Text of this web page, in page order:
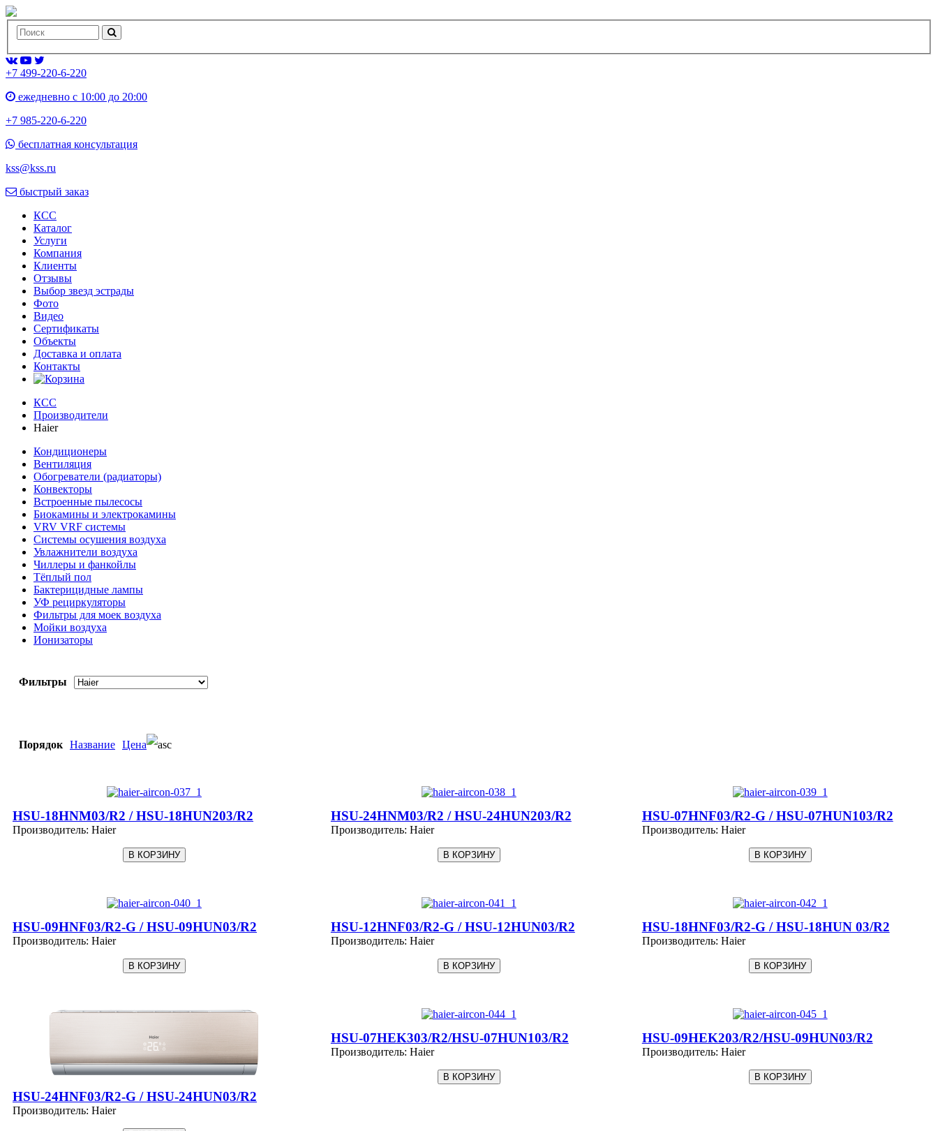
+7 499-220-6-220
ежедневно с 10:00 до 20:00
+7 985-220-6-220
бесплатная консультация
kss@kss.ru
быстрый заказ
КСС
Каталог
Услуги
Компания
Клиенты
Oтзывы
Выбор звезд эстрады
Фото
Видео
Сертификаты
Объекты
Доставка и оплата
Контакты
КСС
Производители
Haier
Кондиционеры
Вентиляция
Обогреватели (радиаторы)
Конвекторы
Встроенные пылесосы
Биокамины и электрокамины
VRV VRF системы
Системы осушения воздуха
Увлажнители воздуха
Чиллеры и фанкойлы
Тёплый пол
Бактерицидные лампы
УФ рециркуляторы
Фильтры для моек воздуха
Мойки воздуха
Ионизаторы
Фильтры
Порядок Название Цена
HSU-18HNM03/R2 / HSU-18HUN203/R2
Производитель: Haier
HSU-24HNM03/R2 / HSU-24HUN203/R2
Производитель: Haier
HSU-07HNF03/R2-G / HSU-07HUN103/R2
Производитель: Haier
HSU-09HNF03/R2-G / HSU-09HUN03/R2
Производитель: Haier
HSU-12HNF03/R2-G / HSU-12HUN03/R2
Производитель: Haier
HSU-18HNF03/R2-G / HSU-18HUN 03/R2
Производитель: Haier
HSU-24HNF03/R2-G / HSU-24HUN03/R2
Производитель: Haier
HSU-07HEK303/R2/HSU-07HUN103/R2
Производитель: Haier
HSU-09HEK203/R2/HSU-09HUN03/R2
Производитель: Haier